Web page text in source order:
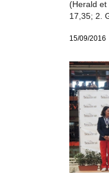
(Herald et
17,35; 2.
15/09/2016